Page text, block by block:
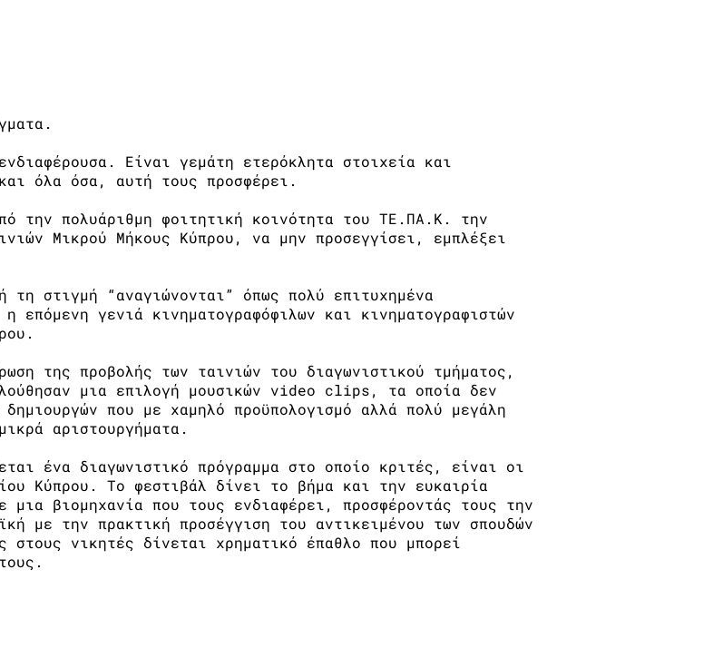
Είναι γεμάτη ετερόκλητα στοιχεία και
όλα όσα, αυτή τους προσφέρει.
την πολυάριθμη φοιτητική κοινότητα του ΤΕ.ΠΑ.Κ. την
Μικρού Μήκους Κύπρου, να μην προσεγγίσει, εμπλέξει
στιγμή “αναγιώνονται” όπως πολύ επιτυχημένα
επόμενη γενιά κινηματογραφόφιλων και κινηματογραφιστών
της προβολής των ταινιών του διαγωνιστικού τμήματος,
μια επιλογή μουσικών video clips, τα οποία δεν
που με χαμηλό προϋπολογισμό αλλά πολύ μεγάλη
αριστουργήματα.
ένα διαγωνιστικό πρόγραμμα στο οποίο κριτές, είναι οι
Κύπρου. Το φεστιβάλ δίνει το βήμα και την ευκαιρία
βιομηχανία που τους ενδιαφέρει, προσφέροντάς τους την
με την πρακτική προσέγγιση του αντικειμένου των σπουδών
νικητές δίνεται χρηματικό έπαθλο που μπορεί